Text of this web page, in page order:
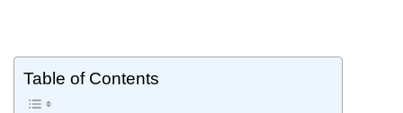
Table of Contents